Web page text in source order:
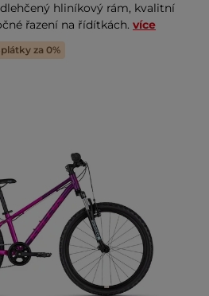
hliníkový rám, kvalitní
řazení na řídítkách. více
za 0%